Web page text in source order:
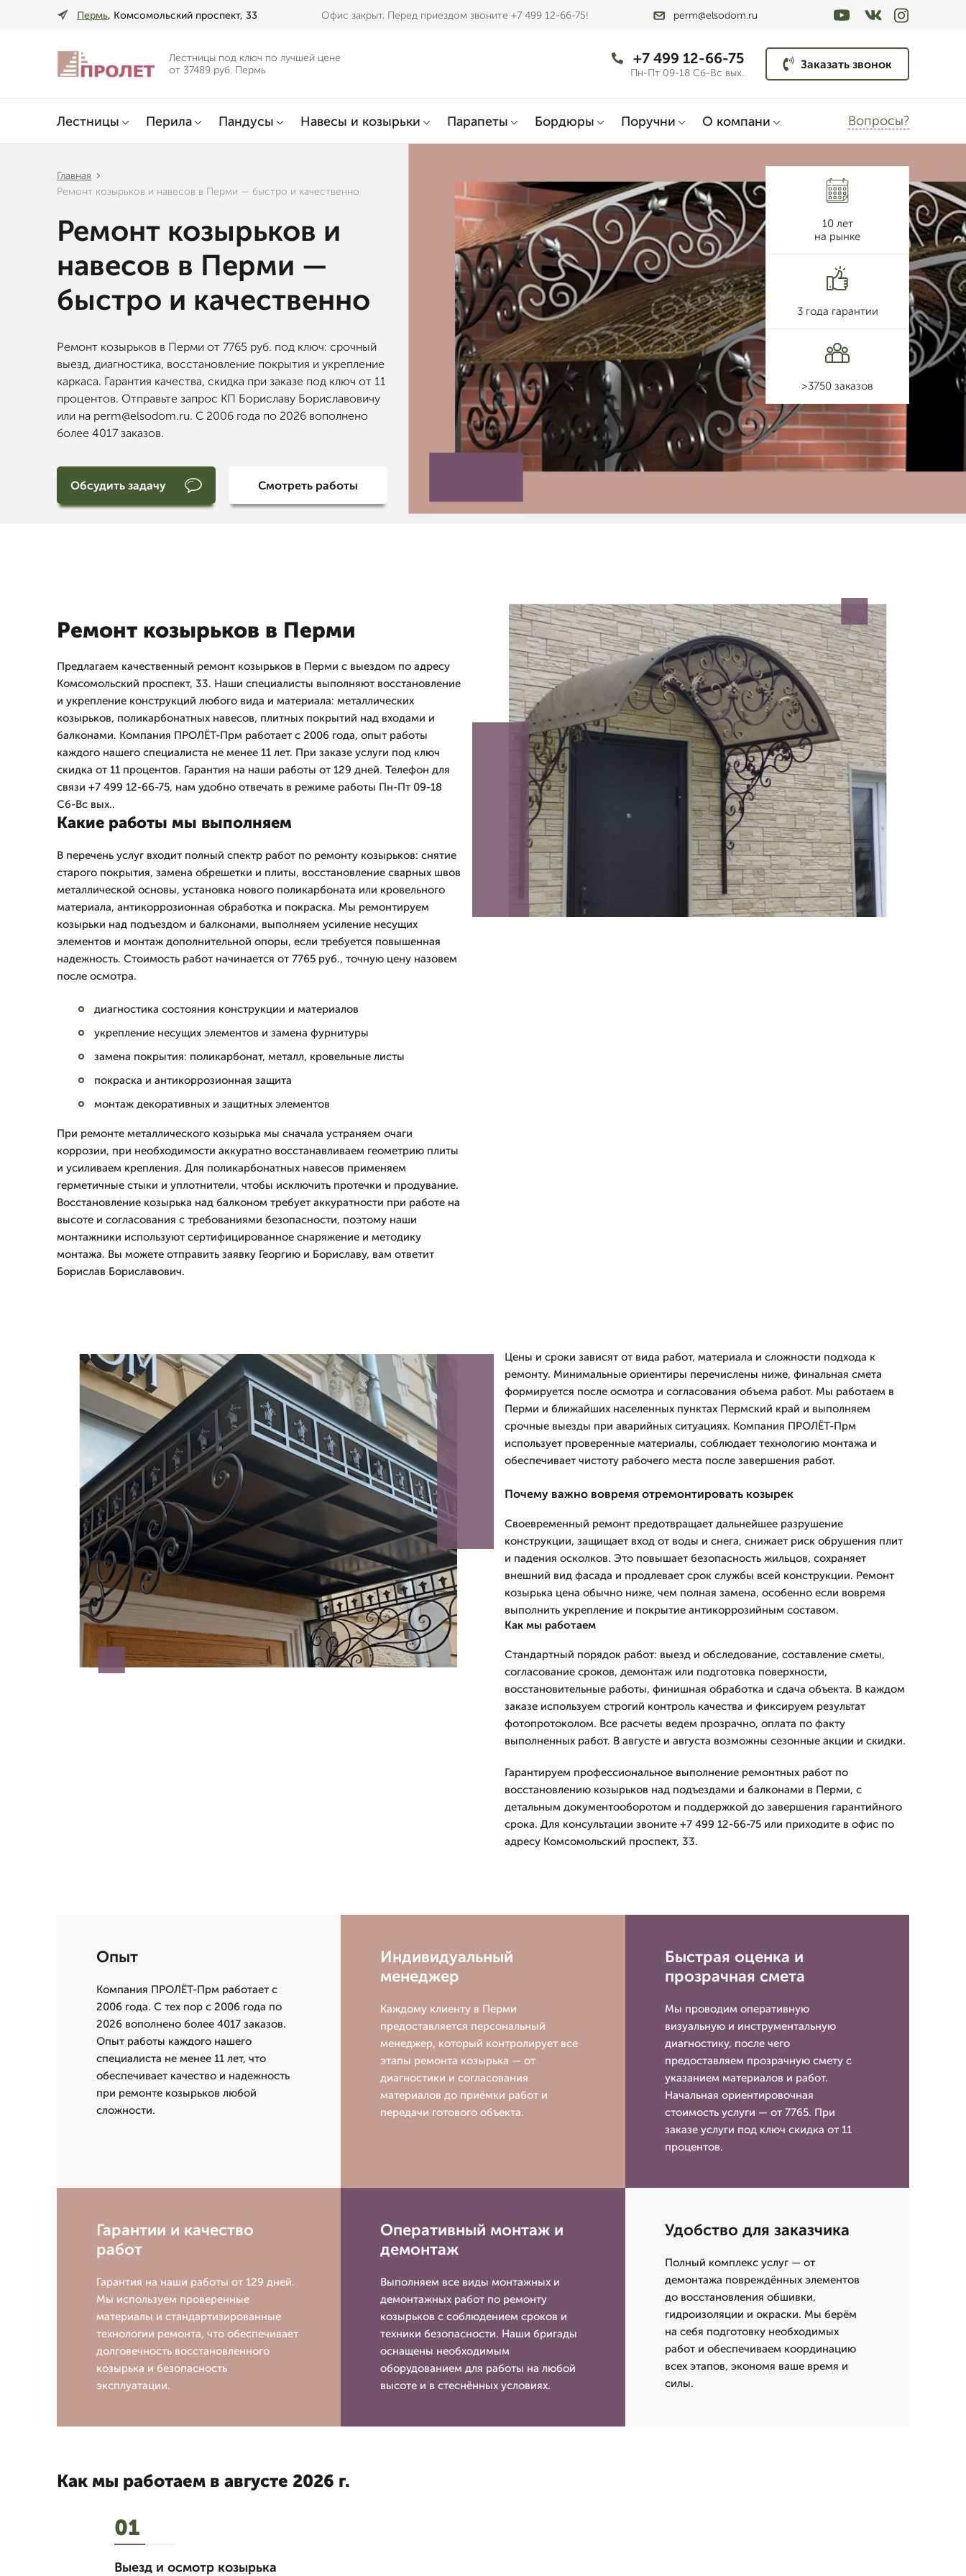
Пермь, Комсомольский проспект, 33 Офис закрыт. Перед приездом звоните +7 499 12-66-75! perm@elsodom.ru
Лестницы под ключ по лучшей цене
от 37489 руб. Пермь
+7 499 12-66-75
Пн-Пт 09-18 Сб-Вс вых.
Заказать звонок
Лестницы Перила Пандусы Навесы и козырьки Парапеты Бордюры Поручни О компани Вопросы?
Главная
Ремонт козырьков и навесов в Перми — быстро и качественно
Ремонт козырьков и
навесов в Перми —
быстро и качественно
Ремонт козырьков в Перми от 7765 руб. под ключ: срочный
выезд, диагностика, восстановление покрытия и укрепление
каркаса. Гарантия качества, скидка при заказе под ключ от 11
процентов. Отправьте запрос КП Бориславу Бориславовичу
или на perm@elsodom.ru. С 2006 года по 2026 вополнено
более 4017 заказов.
Обсудить задачу Смотреть работы
10 лет
на рынке
3 года гарантии
>3750 заказов
Ремонт козырьков в Перми
Предлагаем качественный ремонт козырьков в Перми с выездом по адресу
Комсомольский проспект, 33. Наши специалисты выполняют восстановление
и укрепление конструкций любого вида и материала: металлических
козырьков, поликарбонатных навесов, плитных покрытий над входами и
балконами. Компания ПРОЛЁТ-Прм работает с 2006 года, опыт работы
каждого нашего специалиста не менее 11 лет. При заказе услуги под ключ
скидка от 11 процентов. Гарантия на наши работы от 129 дней. Телефон для
связи +7 499 12-66-75, нам удобно отвечать в режиме работы Пн-Пт 09-18
Сб-Вс вых..
Какие работы мы выполняем
В перечень услуг входит полный спектр работ по ремонту козырьков: снятие
старого покрытия, замена обрешетки и плиты, восстановление сварных швов
металлической основы, установка нового поликарбоната или кровельного
материала, антикоррозионная обработка и покраска. Мы ремонтируем
козырьки над подъездом и балконами, выполняем усиление несущих
элементов и монтаж дополнительной опоры, если требуется повышенная
надежность. Стоимость работ начинается от 7765 руб., точную цену назовем
после осмотра.
диагностика состояния конструкции и материалов
укрепление несущих элементов и замена фурнитуры
замена покрытия: поликарбонат, металл, кровельные листы
покраска и антикоррозионная защита
монтаж декоративных и защитных элементов
При ремонте металлического козырька мы сначала устраняем очаги
коррозии, при необходимости аккуратно восстанавливаем геометрию плиты
и усиливаем крепления. Для поликарбонатных навесов применяем
герметичные стыки и уплотнители, чтобы исключить протечки и продувание.
Восстановление козырька над балконом требует аккуратности при работе на
высоте и согласования с требованиями безопасности, поэтому наши
монтажники используют сертифицированное снаряжение и методику
монтажа. Вы можете отправить заявку Георгию и Бориславу, вам ответит
Борислав Бориславович.
Цены и сроки зависят от вида работ, материала и сложности подхода к
ремонту. Минимальные ориентиры перечислены ниже, финальная смета
формируется после осмотра и согласования объема работ. Мы работаем в
Перми и ближайших населенных пунктах Пермский край и выполняем
срочные выезды при аварийных ситуациях. Компания ПРОЛЁТ-Прм
использует проверенные материалы, соблюдает технологию монтажа и
обеспечивает чистоту рабочего места после завершения работ.
Почему важно вовремя отремонтировать козырек
Своевременный ремонт предотвращает дальнейшее разрушение
конструкции, защищает вход от воды и снега, снижает риск обрушения плит
и падения осколков. Это повышает безопасность жильцов, сохраняет
внешний вид фасада и продлевает срок службы всей конструкции. Ремонт
козырька цена обычно ниже, чем полная замена, особенно если вовремя
выполнить укрепление и покрытие антикоррозийным составом.
Как мы работаем
Стандартный порядок работ: выезд и обследование, составление сметы,
согласование сроков, демонтаж или подготовка поверхности,
восстановительные работы, финишная обработка и сдача объекта. В каждом
заказе используем строгий контроль качества и фиксируем результат
фотопротоколом. Все расчеты ведем прозрачно, оплата по факту
выполненных работ. В августе и августа возможны сезонные акции и скидки.
Гарантируем профессиональное выполнение ремонтных работ по
восстановлению козырьков над подъездами и балконами в Перми, с
детальным документооборотом и поддержкой до завершения гарантийного
срока. Для консультации звоните +7 499 12-66-75 или приходите в офис по
адресу Комсомольский проспект, 33.
Опыт
Компания ПРОЛЁТ-Прм работает с
2006 года. С тех пор с 2006 года по
2026 вополнено более 4017 заказов.
Опыт работы каждого нашего
специалиста не менее 11 лет, что
обеспечивает качество и надежность
при ремонте козырьков любой
сложности.
Индивидуальный
менеджер
Каждому клиенту в Перми
предоставляется персональный
менеджер, который контролирует все
этапы ремонта козырька — от
диагностики и согласования
материалов до приёмки работ и
передачи готового объекта.
Быстрая оценка и
прозрачная смета
Мы проводим оперативную
визуальную и инструментальную
диагностику, после чего
предоставляем прозрачную смету с
указанием материалов и работ.
Начальная ориентировочная
стоимость услуги — от 7765. При
заказе услуги под ключ скидка от 11
процентов.
Гарантии и качество
работ
Гарантия на наши работы от 129 дней.
Мы используем проверенные
материалы и стандартизированные
технологии ремонта, что обеспечивает
долговечность восстановленного
козырька и безопасность
эксплуатации.
Оперативный монтаж и
демонтаж
Выполняем все виды монтажных и
демонтажных работ по ремонту
козырьков с соблюдением сроков и
техники безопасности. Наши бригады
оснащены необходимым
оборудованием для работы на любой
высоте и в стеснённых условиях.
Удобство для заказчика
Полный комплекс услуг — от
демонтажа повреждённых элементов
до восстановления обшивки,
гидроизоляции и окраски. Мы берём
на себя подготовку необходимых
работ и обеспечиваем координацию
всех этапов, экономя ваше время и
силы.
Как мы работаем в августе 2026 г.
01
Выезд и осмотр козырька